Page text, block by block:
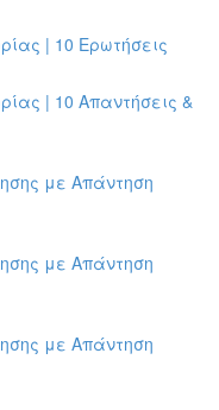
| 10 Ερωτήσεις
| 10 Απαντήσεις &
με Απάντηση
με Απάντηση
με Απάντηση